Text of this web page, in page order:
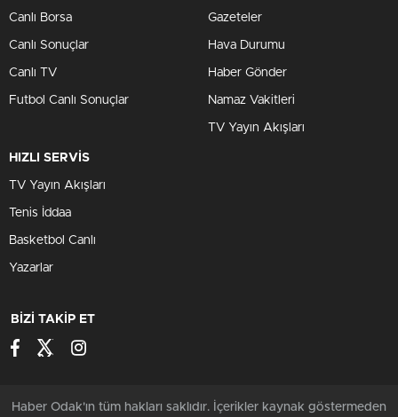
Canlı Borsa
Canlı Sonuçlar
Canlı TV
Futbol Canlı Sonuçlar
Gazeteler
Hava Durumu
Haber Gönder
Namaz Vakitleri
TV Yayın Akışları
HIZLI SERVİS
TV Yayın Akışları
Tenis İddaa
Basketbol Canlı
Yazarlar
BİZİ TAKİP ET
Haber Odak'ın tüm hakları saklıdır. İçerikler kaynak göstermeden